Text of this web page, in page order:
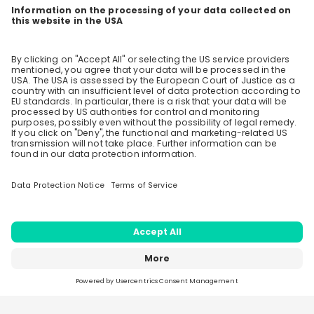
Stay up-to-date. Always.
Create an account to receive
personalised invitations to career live
streams and job openings
Live streams Sparks Jobs
DiscoverEY Germany
Upcoming questions
Welche Fähigkeiten sollte man aus dem Studium
Wie sieht eurer Meinung nach die Zukunft des
2 years ago